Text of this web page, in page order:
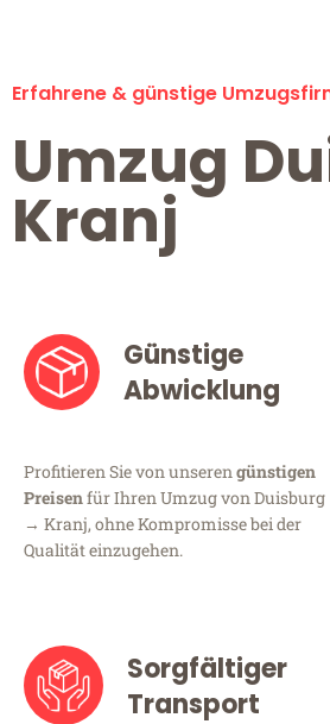
Erfahrene & günstige
Umzug
Kranj
Günstige
Abwicklung
Profitieren Sie von unserengünstigen
Preisenfür Ihren Umzug von Duisburg
→ Kranj, ohne Kompromisse bei der
Qualität einzugehen.
Sorgfältiger
Transport